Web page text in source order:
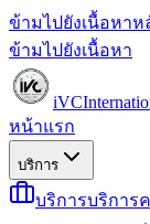
ข้ามไปยังเนื้อหาห
ข้ามไปยังเนื้อหา
iVC
หน้าแรก
บริการ
บริการบริการ